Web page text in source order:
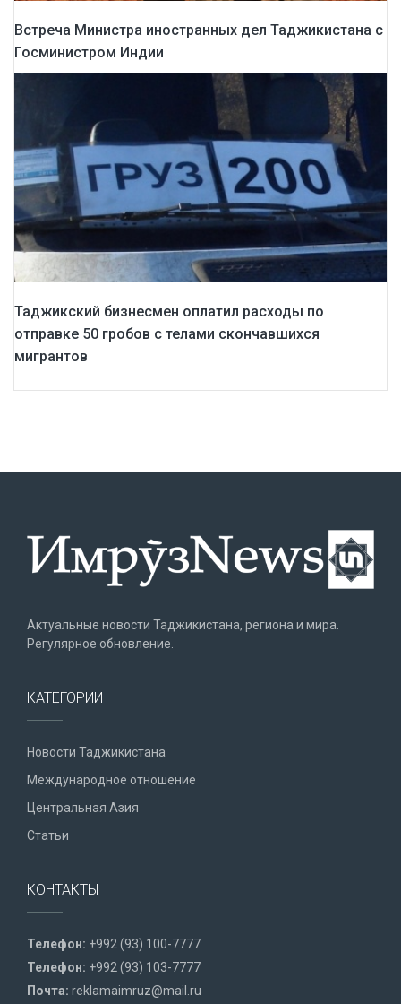
Встреча Министра иностранных дел Таджикистана с
Госминистром Индии
Таджикский бизнесмен оплатил расходы по
отправке 50 гробов с телами скончавшихся
мигрантов
Актуальные новости Таджикистана, региона и мира.
Регулярное обновление.
КАТЕГОРИИ
Новости Таджикистана
Международное отношение
Центральная Азия
Статьи
КОНТАКТЫ
Телефон: +992 (93) 100-7777
Телефон: +992 (93) 103-7777
Почта: reklamaimruz@mail.ru